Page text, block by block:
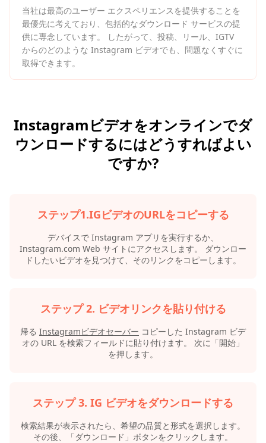
当社は最高のユーザー エクスペリエンスを提供することを
最優先に考えており、包括的なダウンロード サービスの提
供に専念しています。 したがって、投稿、リール、IGTV
からのどのような Instagram ビデオでも、問題なくすぐに
取得できます。
Instagramビデオをオンラインでダ
ウンロードするにはどうすればよい
ですか?
ステップ1.IGビデオのURLをコピーする
デバイスで Instagram アプリを実行するか、
Instagram.com Web サイトにアクセスします。 ダウンロー
ドしたいビデオを見つけて、そのリンクをコピーします。
ステップ 2. ビデオリンクを貼り付ける
帰る Instagramビデオセーバー コピーした Instagram ビデ
オの URL を検索フィールドに貼り付けます。 次に「開始」
を押します。
ステップ 3. IG ビデオをダウンロードする
検索結果が表示されたら、希望の品質と形式を選択します。
その後、「ダウンロード」ボタンをクリックします。